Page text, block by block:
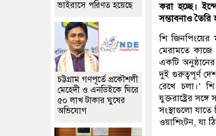
করা হচ্ছে।
সম্ভাবনাও তৈরি
শি
মেরামতে কাজে
একটি অনুষ্ঠানের
দুই গুরুত্বপূর্ণ
রেখে চলা।’
যুক্তরাষ্ট্রের
সংস্থাগুলো যাতে
ওয়াশিংটন, যা
ভাইরাসে পরিণত হয়েছে
চট্টগ্রাম গণপূর্তে প্রকৌশলী
মেহেদী ও এনডিইকে ঘিরে
৫০ লাখ টাকার ঘুষের
অভিযোগ